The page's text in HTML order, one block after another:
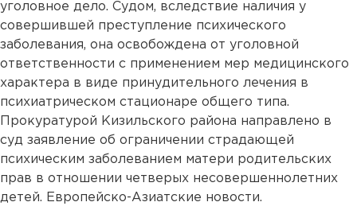
уголовное дело. Судом, вследствие наличия у
совершившей преступление психического
заболевания, она освобождена от уголовной
ответственности с применением мер медицинского
характера в виде принудительного лечения в
психиатрическом стационаре общего типа.
Прокуратурой Кизильского района направлено в
суд заявление об ограничении страдающей
психическим заболеванием матери родительских
прав в отношении четверых несовершеннолетних
детей. Европейско-Азиатские новости.